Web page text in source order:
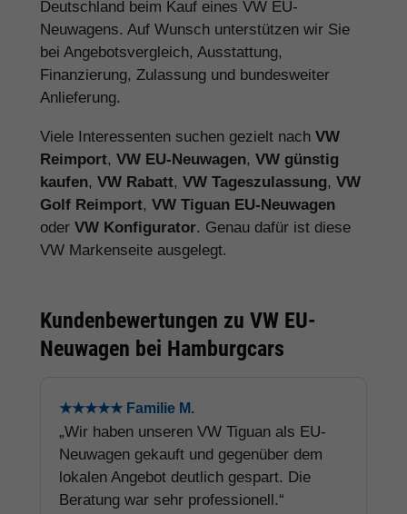
Deutschland beim Kauf eines VW EU-
Neuwagens. Auf Wunsch unterstützen wir Sie
bei Angebotsvergleich, Ausstattung,
Finanzierung, Zulassung und bundesweiter
Anlieferung.
Viele Interessenten suchen gezielt nach VW
Reimport, VW EU-Neuwagen, VW günstig
kaufen, VW Rabatt, VW Tageszulassung, VW
Golf Reimport, VW Tiguan EU-Neuwagen
oder VW Konfigurator. Genau dafür ist diese
VW Markenseite ausgelegt.
Kundenbewertungen zu VW EU-
Neuwagen bei Hamburgcars
★★★★★ Familie M.
„Wir haben unseren VW Tiguan als EU-
Neuwagen gekauft und gegenüber dem
lokalen Angebot deutlich gespart. Die
Beratung war sehr professionell.“